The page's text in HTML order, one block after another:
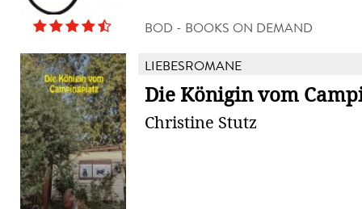
BOD - BOOKS ON DEMAND
LIEBESROMANE
Die Königin vom
Christine Stutz